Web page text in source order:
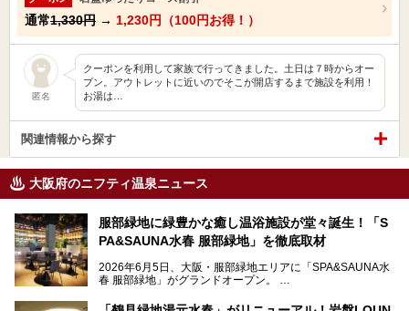
通常1,330円 → 1,230円（100円お得！）
匿名
クーポンを利用して家族で行ってきました。土日は７時からオー
プン。アウトレットに近いのでそこが開店するまで施設を利用！
お湯は…
関連情報から探す
大阪府のニフティ温泉ニュース
服部緑地に緑豊かな癒し温浴施設が堂々誕生！「S
PA&SAUNA水春 服部緑地」を徹底取材
2026年6月5日、大阪・服部緑地エリアに「SPA&SAUNA水
春 服部緑地」がグランドオープン。
当初の計画から約5年の時を経て誕生した本施設は、温泉・